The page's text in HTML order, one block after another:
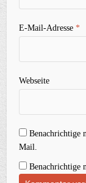
E-Mail-Adresse*
Webseite
Benachrichtige
Mail.
Benachrichtige